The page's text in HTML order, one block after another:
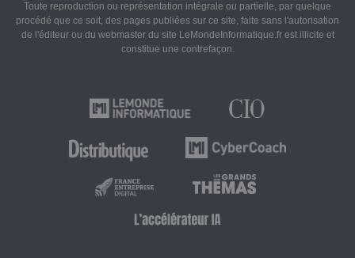
Toute reproduction ou représentation intégrale ou partielle, par quelque
procédé que ce soit, des pages publiées sur ce site, faite sans l'autorisation
de l'éditeur ou du webmaster du site LeMondeInformatique.fr est illicite et
constitue une contrefaçon.